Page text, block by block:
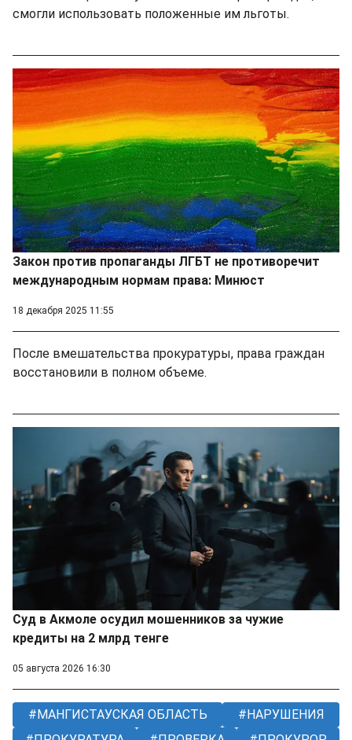
смогли использовать положенные им льготы.
Закон против пропаганды ЛГБТ не противоречит
международным нормам права: Минюст
18 декабря 2025 11:55
После вмешательства прокуратуры, права граждан
восстановили в полном объеме.
Суд в Акмоле осудил мошенников за чужие
кредиты на 2 млрд тенге
05 августа 2026 16:30
МАНГИСТАУСКАЯ ОБЛАСТЬ
НАРУШЕНИЯ